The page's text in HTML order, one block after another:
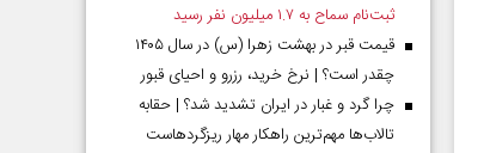
ثبت‌نام سماح به ۱.۷ میلیون نفر رسید
قیمت قبر در بهشت زهرا (س) در سال ۱۴۰۵
چقدر است؟ | نرخ خرید، رزرو و احیای قبور
چرا گرد و غبار در ایران تشدید شد؟ | حقابه
تالاب‌ها مهم‌ترین راهکار مهار ریزگردهاست